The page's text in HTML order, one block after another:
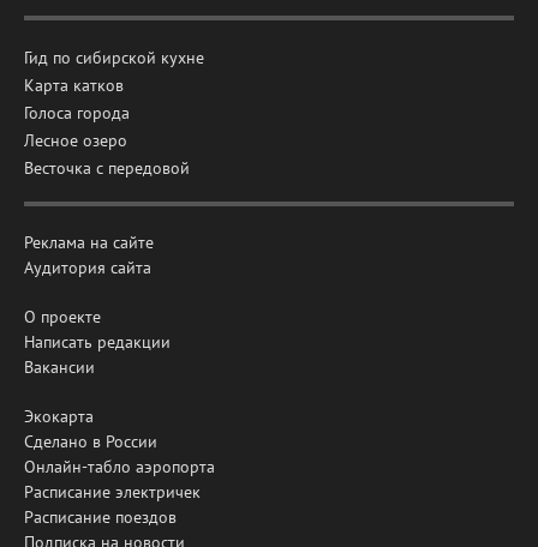
Гид по сибирской кухне
Карта катков
Голоса города
Лесное озеро
Весточка с передовой
Реклама на сайте
Аудитория сайта
О проекте
Написать редакции
Вакансии
Экокарта
Сделано в России
Онлайн-табло аэропорта
Расписание электричек
Расписание поездов
Подписка на новости